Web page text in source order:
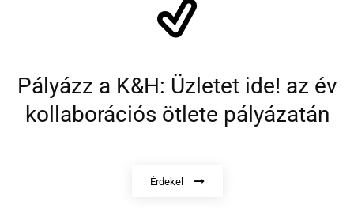
Pályázz a K&H: Üzletet ide! az év
kollaborációs ötlete pályázatán
Érdekel